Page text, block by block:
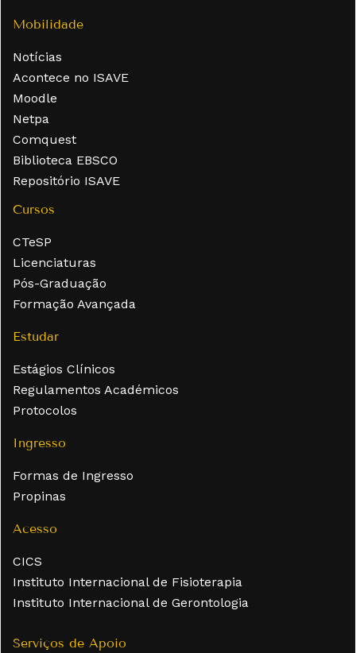
Mobilidade
Notícias
Acontece no ISAVE
Moodle
Netpa
Comquest
Biblioteca EBSCO
Repositório ISAVE
Cursos
CTeSP
Licenciaturas
Pós-Graduação
Formação Avançada
Estudar
Estágios Clínicos
Regulamentos Académicos
Protocolos
Ingresso
Formas de Ingresso
Propinas
Acesso
CICS
Instituto Internacional de Fisioterapia
Instituto Internacional de Gerontologia
Serviços de Apoio